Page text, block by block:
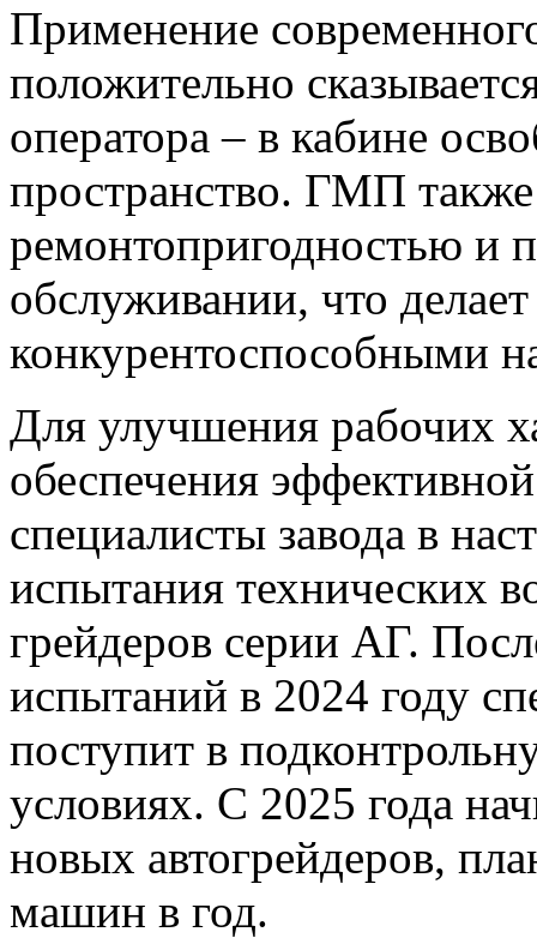
Применение
положительно
оператора – в кабине
пространство. ГМП
ремонтопригодностью и
обслуживании, что
конкурентоспособными
Для улучшения рабочих
обеспечения
специалисты завода в
испытания технических
грейдеров серии АГ.
испытаний в 2024 году
поступит в
условиях. С 2025 года
новых автогрейдеров,
машин в год.